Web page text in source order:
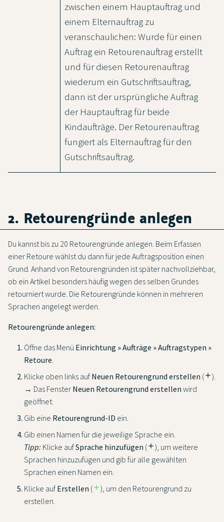
zwischen einem Hauptauftrag und
einem Elternauftrag zu
veranschaulichen: Wurde für einen
Auftrag ein Retourenauftrag erstellt
und für diesen Retourenauftrag
wiederum ein Gutschriftsauftrag,
dann ist der ursprüngliche Auftrag
der Hauptauftrag für beide
Kindaufträge. Der Retourenauftrag
fungiert als Elternauftrag für den
Gutschriftsauftrag.
2. Retourengründe anlegen
Du kannst bis zu 20 Retourengründe anlegen. Beim Erfassen
einer Retoure wählst du dann für jede Auftragsposition einen
Grund. Anhand von Retourengründen ist später nachvollziehbar,
ob ein Artikel besonders häufig wegen des selben Grundes
retourniert wurde. Die Retourengründe können in mehreren
Sprachen angelegt werden.
Retourengründe anlegen:
Öffne das Menü Einrichtung » Aufträge » Auftragstypen »
Retoure.
Klicke oben links auf Neuen Retourengrund erstellen (add).
→ Das Fenster Neuen Retourengrund erstellen wird
geöffnet.
Gib eine Retourengrund-ID ein.
Gib einen Namen für die jeweilige Sprache ein.
Tipp: Klicke aufSprache hinzufügen (add), um weitere
Sprachen hinzuzufügen und gib für alle gewählten
Sprachen einen Namen ein.
Klicke auf Erstellen (add), um den Retourengrund zu
erstellen.